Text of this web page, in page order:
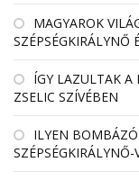
MAGYAROK
SZÉPSÉGKIRÁLYNŐ
ÍGY LAZULTAK A
ZSELIC SZÍVÉBEN
ILYEN